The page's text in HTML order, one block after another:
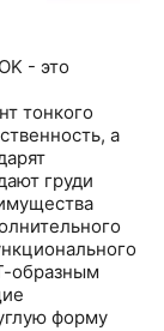
- это
тонкого
а
груди
образным
форму